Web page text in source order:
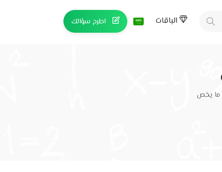
الباقات اطرح سؤالك
ما يخص